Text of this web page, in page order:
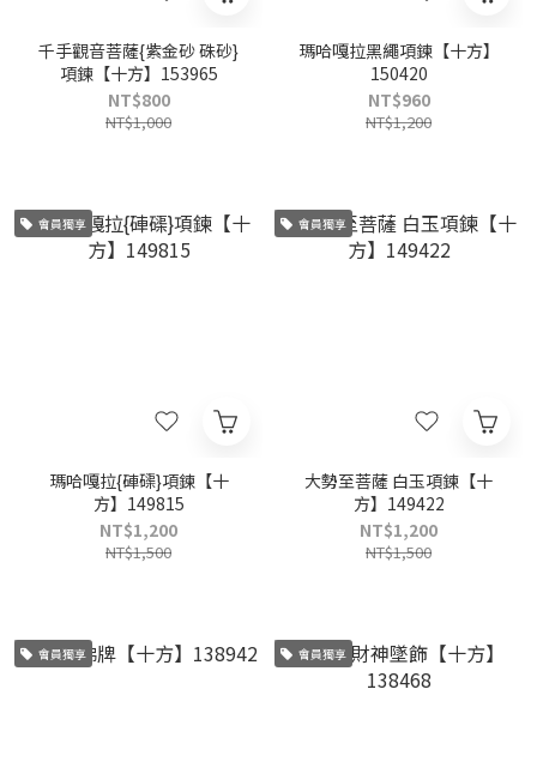
千手觀音菩薩{紫金砂 硃砂}
項鍊【十方】153965
NT$800
NT$1,000
瑪哈嘎拉黑繩項鍊【十方】
150420
NT$960
NT$1,200
會員獨享
瑪哈嘎拉{硨磲}項鍊【十
方】149815
NT$1,200
NT$1,500
會員獨享
大勢至菩薩 白玉項鍊【十
方】149422
NT$1,200
NT$1,500
會員獨享 會員獨享